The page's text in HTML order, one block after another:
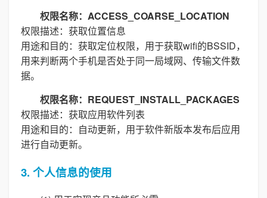
权限名称：ACCESS_COARSE_LOCATION
权限描述：获取位置信息
用途和目的：获取定位权限，用于获取wifi的BSSID，
用来判断两个手机是否处于同一局域网、传输文件数
据。
权限名称：REQUEST_INSTALL_PACKAGES
权限描述：获取应用软件列表
用途和目的：自动更新，用于软件新版本发布后应用
进行自动更新。
3. 个人信息的使用